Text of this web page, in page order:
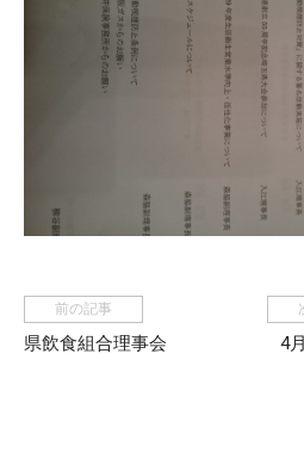
前の記事
県飲食組合理事会
4